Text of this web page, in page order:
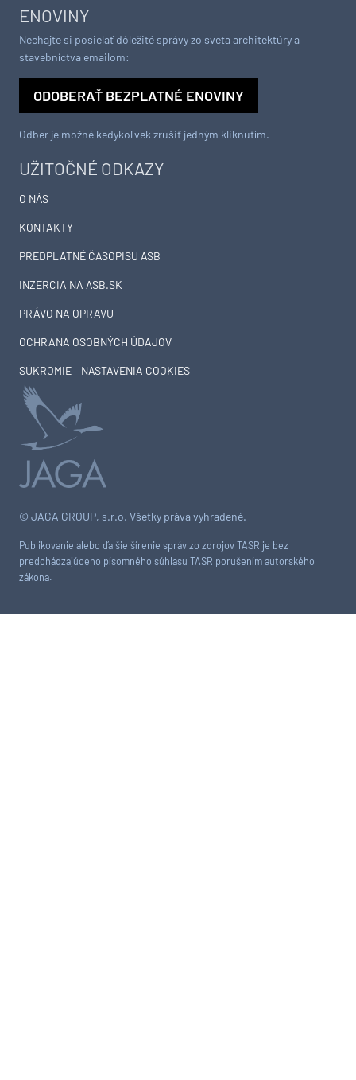
© JAGA GROUP, s.r.o. Všetky práva vyhradené.
Publikovanie alebo ďalšie šírenie správ zo zdrojov TASR je bez
predchádzajúceho písomného súhlasu TASR porušením autorského
zákona.
UŽITOČNÉ ODKAZY
O NÁS
KONTAKTY
PREDPLATNÉ ČASOPISU ASB
INZERCIA NA ASB.SK
PRÁVO NA OPRAVU
OCHRANA OSOBNÝCH ÚDAJOV
SÚKROMIE – NASTAVENIA COOKIES
ENOVINY
Nechajte si posielať dôležité správy zo sveta architektúry a
stavebníctva emailom:
ODOBERAŤ BEZPLATNÉ ENOVINY
Odber je možné kedykoľvek zrušiť jedným kliknutím.